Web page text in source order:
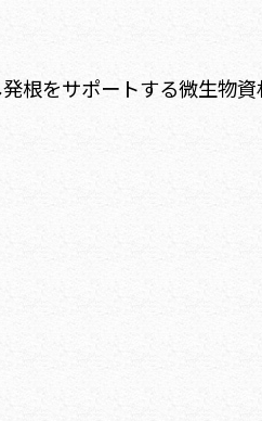
根をサポートする微生物資